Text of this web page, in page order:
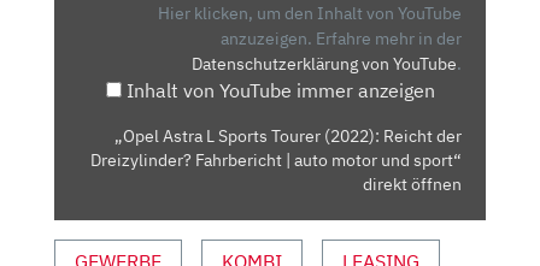
DREIZYLINDER?
FAHRBERICHT
MOTOR
Hier klicken, um den Inhalt von YouTube
anzuzeigen. Erfahre mehr in der
Datenschutzerklärung von YouTube.
Inhalt von YouTube immer anzeigen
„Opel Astra L Sports Tourer (2022): Reicht der
Dreizylinder? Fahrbericht | auto motor und sport“
direkt öffnen